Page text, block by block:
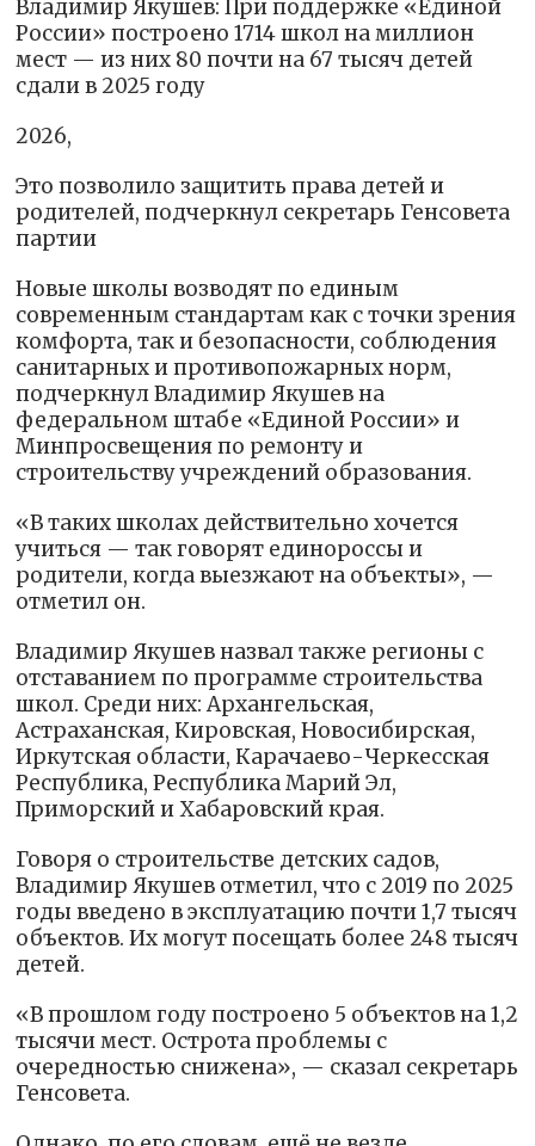
Владимир Якушев: При поддержке «Единой
России» построено 1714 школ на миллион
мест — из них 80 почти на 67 тысяч детей
сдали в 2025 году
2026,
Это позволило защитить права детей и
родителей, подчеркнул секретарь Генсовета
партии
Новые школы возводят по единым
современным стандартам как с точки зрения
комфорта, так и безопасности, соблюдения
санитарных и противопожарных норм,
подчеркнул Владимир Якушев на
федеральном штабе «Единой России» и
Минпросвещения по ремонту и
строительству учреждений образования.
«В таких школах действительно хочется
учиться — так говорят единороссы и
родители, когда выезжают на объекты», —
отметил он.
Владимир Якушев назвал также регионы с
отставанием по программе строительства
школ. Среди них: Архангельская,
Астраханская, Кировская, Новосибирская,
Иркутская области, Карачаево-Черкесская
Республика, Республика Марий Эл,
Приморский и Хабаровский края.
Говоря о строительстве детских садов,
Владимир Якушев отметил, что с 2019 по 2025
годы введено в эксплуатацию почти 1,7 тысяч
объектов. Их могут посещать более 248 тысяч
детей.
«В прошлом году построено 5 объектов на 1,2
тысячи мест. Острота проблемы с
очередностью снижена», — сказал секретарь
Генсовета.